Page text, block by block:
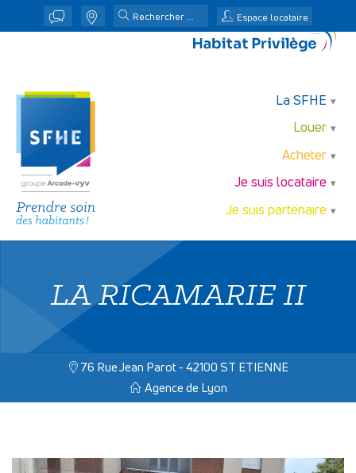
j n Espace locataire
La SFHE
Louer
Acheter
Je suis locataire
Je suis partenaire
LA RICAMARIE II
a 76 Rue Jean Parot - 42100 ST ETIENNE
T Agence de Lyon